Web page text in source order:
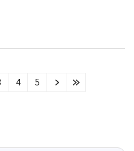
4 5
다
마